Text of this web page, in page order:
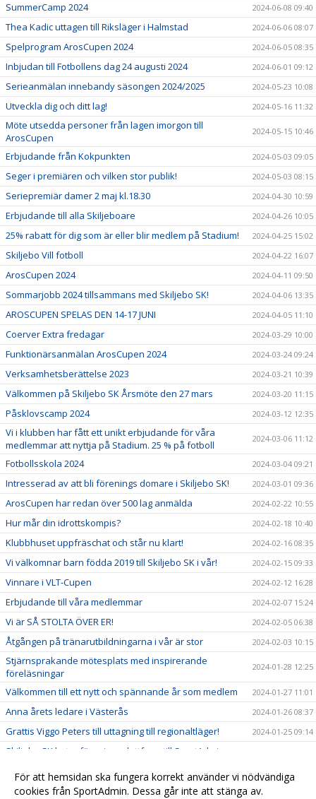
SummerCamp 2024 2024-06-08 09:40
Thea Kadic uttagen till Riksläger i Halmstad 2024-06-06 08:07
Spelprogram ArosCupen 2024 2024-06-05 08:35
Inbjudan till Fotbollens dag 24 augusti 2024 2024-06-01 09:12
Serieanmälan innebandy säsongen 2024/2025 2024-05-23 10:08
Utveckla dig och ditt lag! 2024-05-16 11:32
Möte utsedda personer från lagen imorgon till
ArosCupen
2024-05-15 10:46
Erbjudande från Kokpunkten 2024-05-03 09:05
Seger i premiären och vilken stor publik! 2024-05-03 08:15
Seriepremiär damer 2 maj kl.18.30 2024-04-30 10:59
Erbjudande till alla Skiljeboare 2024-04-26 10:05
25% rabatt för dig som är eller blir medlem på Stadium! 2024-04-25 15:02
Skiljebo Vill fotboll 2024-04-22 16:07
ArosCupen 2024 2024-04-11 09:50
Sommarjobb 2024 tillsammans med Skiljebo SK! 2024-04-06 13:35
AROSCUPEN SPELAS DEN 14-17 JUNI 2024-04-05 11:10
Coerver Extra fredagar 2024-03-29 10:00
Funktionärsanmälan ArosCupen 2024 2024-03-24 09:24
Verksamhetsberättelse 2023 2024-03-21 10:39
Välkommen på Skiljebo SK Årsmöte den 27 mars 2024-03-20 11:15
Påsklovscamp 2024 2024-03-12 12:35
Vi i klubben har fått ett unikt erbjudande för våra
medlemmar att nyttja på Stadium. 25 % på fotboll
2024-03-06 11:12
Fotbollsskola 2024 2024-03-04 09:21
Intresserad av att bli förenings domare i Skiljebo SK! 2024-03-01 09:36
ArosCupen har redan över 500 lag anmälda 2024-02-22 10:55
Hur mår din idrottskompis? 2024-02-18 10:40
Klubbhuset uppfräschat och står nu klart! 2024-02-16 08:35
Vi välkomnar barn födda 2019 till Skiljebo SK i vår! 2024-02-15 09:33
Vinnare i VLT-Cupen 2024-02-12 16:28
Erbjudande till våra medlemmar 2024-02-07 15:24
Vi är SÅ STOLTA ÖVER ER! 2024-02-05 06:38
Åtgången på tränarutbildningarna i vår är stor 2024-02-03 10:15
Stjärnsprakande mötesplats med inspirerande
föreläsningar
2024-01-28 12:25
Välkommen till ett nytt och spännande år som medlem 2024-01-27 11:01
Anna årets ledare i Västerås 2024-01-26 08:37
Grattis Viggo Peters till uttagning till regionaltläger! 2024-01-25 09:14
Skiljebo SK byter föreningsplattform till SportAdmin
Välkommen hem Pontus! 2023-12-20 10:37
Välkommen Fabian! 2023-11-13 16:27
För att hemsidan ska fungera korrekt använder vi nödvändiga
cookies från SportAdmin. Dessa går inte att stänga av.